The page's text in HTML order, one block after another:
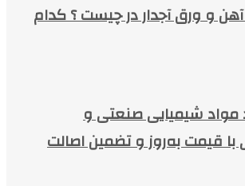
و ورق آجدار در چیست ؟ کدام
مواد شیمیایی صنعتی و
با قیمت به‌روز و تضمین اصالت